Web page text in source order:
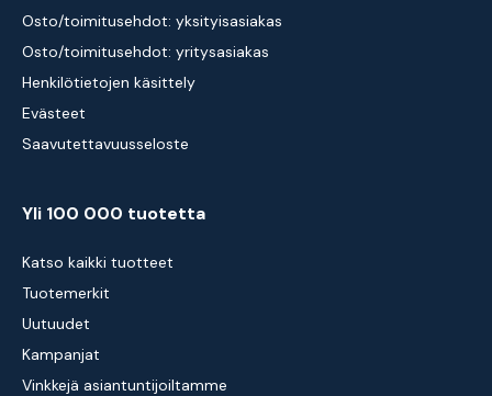
Osto/toimitusehdot: yksityisasiakas
Osto/toimitusehdot: yritysasiakas
Henkilötietojen käsittely
Evästeet
Saavutettavuusseloste
Yli 100 000 tuotetta
Katso kaikki tuotteet
Tuotemerkit
Uutuudet
Kampanjat
Vinkkejä asiantuntijoiltamme